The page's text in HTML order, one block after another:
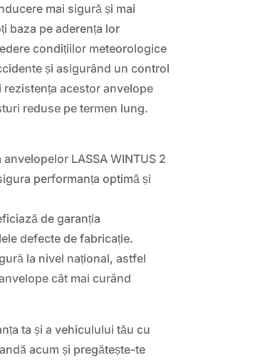
mai sigură și mai
baza pe aderența lor
condițiilor meteorologice
și asigurând un control
acestor anvelope
reduse pe termen lung.
LASSA WINTUS 2
performanța optimă și
de garanția
defecte de fabricație.
la nivel național, astfel
cât mai curând
ta și a vehiculului tău cu
acum și pregătește-te